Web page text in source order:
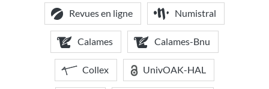
Revues en ligne Numistral
Calames Calames-Bnu
Collex UnivOAK-HAL